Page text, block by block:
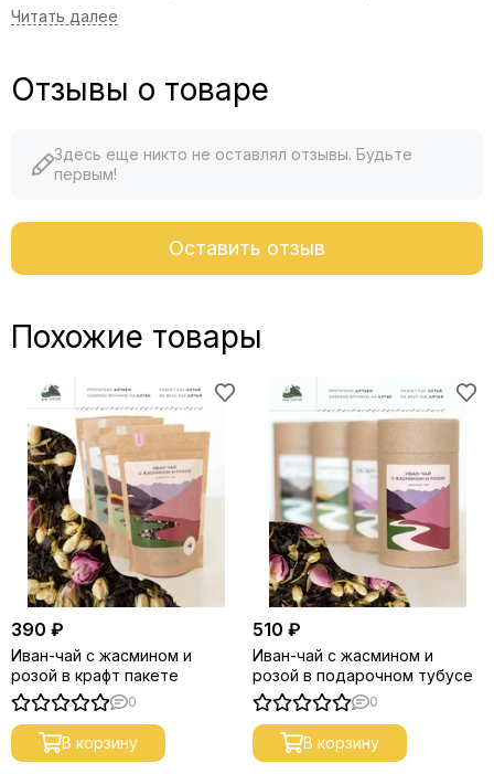
Листовой чай Дары Тайги упакован в качественный крафт-
Купить Алтайский чай можно с быстрой доставкой по
России и странам СНГ.
Отзывы о товаре
Здесь еще никто не оставлял отзывы. Будьте
первым!
Оставить отзыв
Похожие товары
390 ₽
Иван-чай с жасмином и
розой в крафт пакете
0
В корзину
510 ₽
Иван-чай с жасмином и
розой в подарочном тубусе
0
В корзину